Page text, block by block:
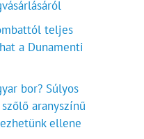
teljes
a Dunamenti
bor? Súlyos
aranyszínű
ellene